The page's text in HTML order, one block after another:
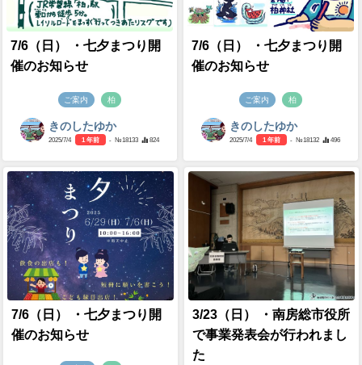
7/6（日） ・七夕まつり開
催のお知らせ
ご案内 柏
きのしたゆか
2025/7/4 1 年前 - №18133 824
7/6（日） ・七夕まつり開
催のお知らせ
ご案内 柏
きのしたゆか
2025/7/4 1 年前 - №18132 496
7/6（日） ・七夕まつり開
催のお知らせ
3/23（日） ・南房総市役所
で事業発表会が行われまし
た